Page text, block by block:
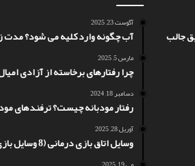
آگوست 23, 2025
آب چگونه وارد کلیه می شود؟ مدت
مارس 5, 2025
چرا رفتارهای برخاسته از آزادی
دسامبر 18, 2024
رفتار مودبانه چیست؟ ترفندهای
آوریل 28, 2025
وسایل اتاق بازی درمانی (8 وسایل بازی درمانی ضروری)